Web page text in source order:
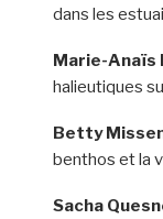
dans les
Marie-
halieutiques
Betty
benthos et la
Sacha